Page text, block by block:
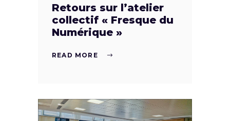
Retours sur l’atelier
collectif « Fresque du
Numérique »
READ MORE